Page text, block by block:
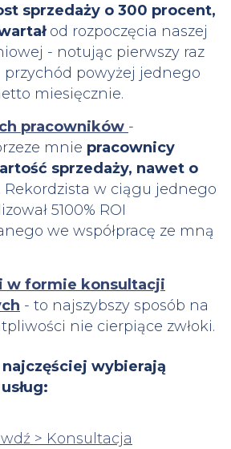
sprzedaży o 300 procent,
od rozpoczęcia naszej
- notując pierwszy raz
powyżej jednego
miesięcznie.
pracowników -
mnie pracownicy
sprzedaży, nawet o
. Rekordzista w ciągu jednego
5100% ROI
we współpracę ze mną
w formie konsultacji
- to najszybszy sposób na
nie cierpiące zwłoki.
wybierają
> Konsultacja